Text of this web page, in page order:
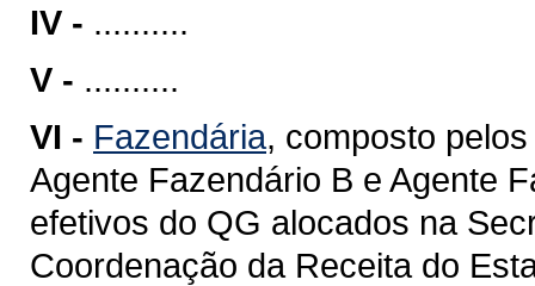
IV - ..........
V - ..........
VI - Fazendária, composto
Agente Fazendário B e Agente
efetivos do QG alocados na
Coordenação da Receita do